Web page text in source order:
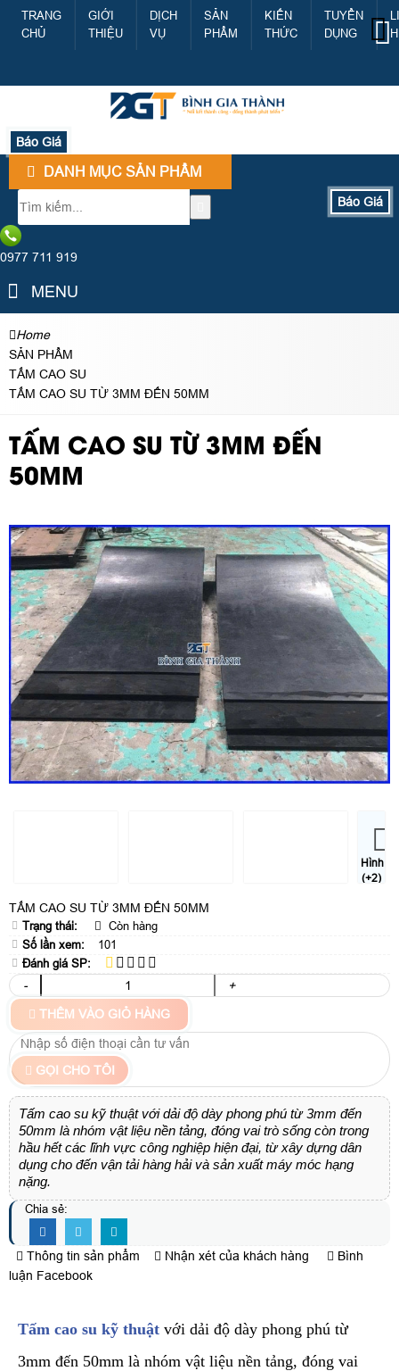
TRANG
CHỦ
GIỚI
THIỆU
DỊCH
VỤ
SẢN
PHẨM
KIẾN
THỨC
TUYỂN
DỤNG
Báo Giá
DANH MỤC SẢN PHẨM
Báo Giá
0977 711 919
MENU
Home
SẢN PHẨM
TẤM CAO SU
TẤM CAO SU TỪ 3MM ĐẾN 50MM
TẤM CAO SU TỪ 3MM ĐẾN
50MM
Hình
(+2)
TẤM CAO SU TỪ 3MM ĐẾN 50MM
Trạng thái:
Còn hàng
Số lần xem:
101
Đánh giá SP:
-
+
THÊM VÀO GIỎ HÀNG
GỌI CHO TÔI
Tấm cao su kỹ thuật với dải độ dày phong phú từ 3mm đến
50mm là nhóm vật liệu nền tảng, đóng vai trò sống còn trong
hầu hết các lĩnh vực công nghiệp hiện đại, từ xây dựng dân
dụng cho đến vận tải hàng hải và sản xuất máy móc hạng
nặng.
Chia sẻ:
Thông tin sản phẩm Nhận xét của khách hàng
Bình
luận Facebook
Tấm cao su kỹ thuật với dải độ dày phong phú từ
3mm đến 50mm là nhóm vật liệu nền tảng, đóng vai